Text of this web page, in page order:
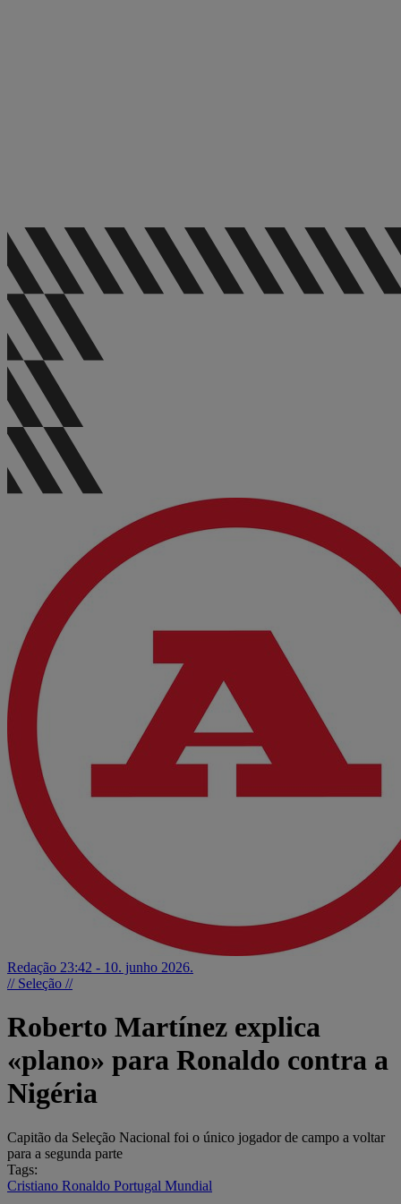
Redação 23:42 - 10. junho 2026.
// Seleção //
Roberto Martínez explica
«plano» para Ronaldo contra a
Nigéria
Capitão da Seleção Nacional foi o único jogador de campo a voltar
para a segunda parte
Tags:
Cristiano Ronaldo Portugal Mundial